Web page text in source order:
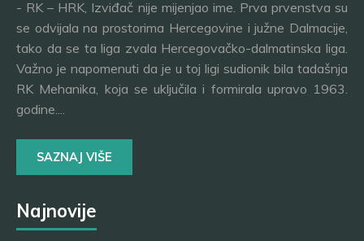
- RK – HRK, Izviđač nije mijenjao ime. Prva prvenstva su
se odvijala na prostorima Hercegovine i južne Dalmacije,
tako da se ta liga zvala Hercegovačko-dalmatinska liga.
Važno je napomenuti da je u toj ligi sudionik bila tadašnja
RK Mehanika, koja se uključila i formirala upravo 1963.
godine....
SAZNAJ VIŠE
Najnovije